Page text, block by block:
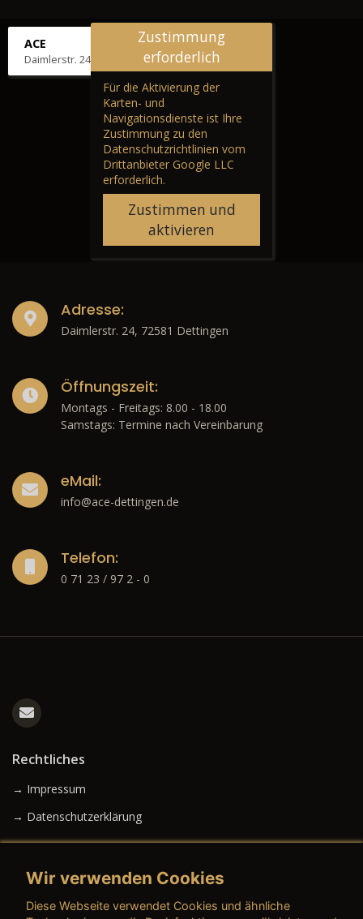
ACE
Daimlerstr. 24, 72581 Dettingen
Zustimmung
erforderlich
Für die Aktivierung der
Karten- und
Navigationsdienste ist Ihre
Zustimmung zu den
Datenschutzrichtlinien vom
Drittanbieter Google LLC
erforderlich.
Zustimmen und
aktivieren
Adresse:
Daimlerstr. 24, 72581 Dettingen
Öffnungszeit:
Montags - Freitags: 8.00 - 18.00
Samstags: Termine nach Vereinbarung
eMail:
info@ace-dettingen.de
Telefon:
0 71 23 / 97 2 - 0
Rechtliches
→ Impressum
→ Datenschutzerklärung
Wir verwenden Cookies
Diese Webseite verwendet Cookies und ähnliche